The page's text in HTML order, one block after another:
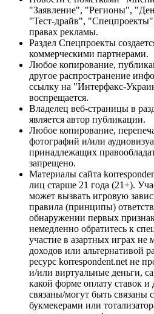
"Заявление", "Регионы",
"Тест-драйв",
правах рекламы.
Раздел Спецпроекты
коммерческими партнерами.
Любое копирование,
другое распространение
ссылку на "Интерфакс-
воспрещается.
Владелец веб-страницы в
является автор публикации.
Любое копирование,
фотографий и/или
принадлежащих
запрещено.
Материалы сайта
лиц старше 21 года (21+).
может вызвать игровую
правила (принципы)
обнаружении первых
немедленно обратитесь к
участие в азартных играх не
доходов или альтернативой
ресурс korrespondent.net не
и/или виртуальные деньги,
какой форме оплату ставок
связаны/могут быть связаны
букмекерами или